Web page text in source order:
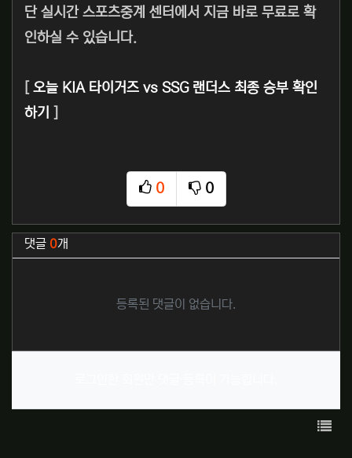
단 실시간 스포츠중계 센터에서 지금 바로 무료로 확
인하실 수 있습니다.
오늘 KIA 타이거즈 vs SSG 랜더스 최종 승부 확인
하기
0
추천
0
비추천
관련자료
댓글 0개
등록된 댓글이 없습니다.
목록